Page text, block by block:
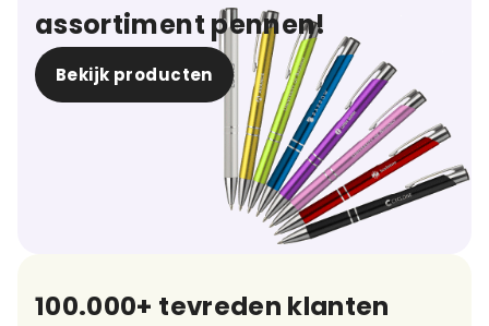
assortiment pennen!
Bekijk producten
100.000+ tevreden klanten